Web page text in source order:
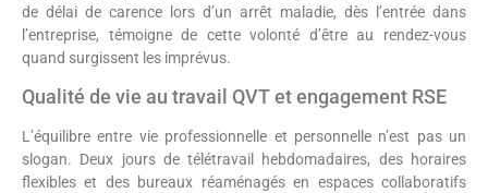
de délai de carence lors d’un arrêt maladie, dès l’entrée dans
l’entreprise, témoigne de cette volonté d’être au rendez-vous
quand surgissent les imprévus.
Qualité de vie au travail QVT et engagement RSE
L’équilibre entre vie professionnelle et personnelle n’est pas un
slogan. Deux jours de télétravail hebdomadaires, des horaires
flexibles et des bureaux réaménagés en espaces collaboratifs